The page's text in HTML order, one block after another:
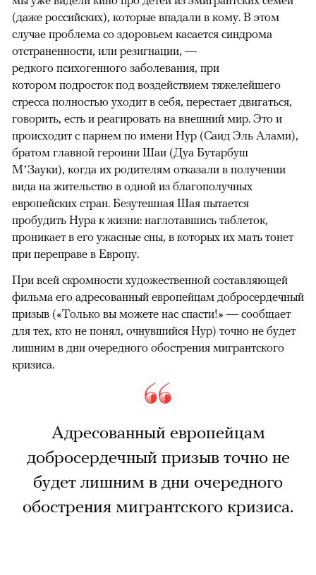
(даже российских), которые впадали в кому. В этом
случае проблема со здоровьем касается синдрома
отстраненности, или резигнации, —
редкого психогенного заболевания, при
котором подросток под воздействием тяжелейшего
стресса полностью уходит в себя, перестает двигаться,
говорить, есть и реагировать на внешний мир. Это и
происходит с парнем по имени Нур (Саид Эль Алами),
братом главной героини Шаи (Дуа Бутарбуш
М’Зауки), когда их родителям отказали в получении
вида на жительство в одной из благополучных
европейских стран. Безутешная Шая пытается
пробудить Нура к жизни: наглотавшись таблеток,
проникает в его ужасные сны, в которых их мать тонет
при переправе в Европу.
При всей скромности художественной составляющей
фильма его адресованный европейцам добросердечный
призыв («Только вы можете нас спасти!» — сообщает
для тех, кто не понял, очнувшийся Нур) точно не будет
лишним в дни очередного обострения мигрантского
кризиса.
Адресованный европейцам
добросердечный призыв точно не
будет лишним в дни очередного
обострения мигрантского кризиса.